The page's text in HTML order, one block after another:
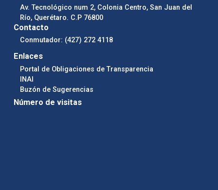
Av. Tecnológico num 2, Colonia Centro, San Juan del
Río, Querétaro. C.P 76800
Contacto
Conmutador: (427) 272 4118
Enlaces
Portal de Obligaciones de Transparencia
INAI
Buzón de Sugerencias
Número de visitas